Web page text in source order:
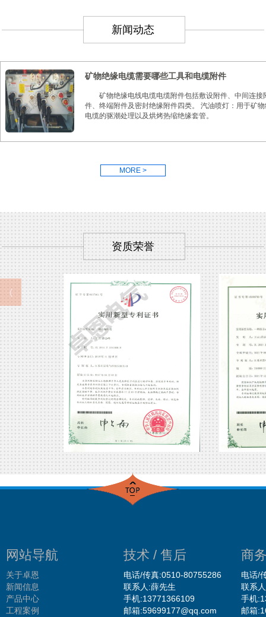
新闻动态
矿物绝缘电缆需要哪些工具和电缆附件
矿物绝缘电线电缆电缆附件包括敷设附件、中间连接
件、终端附件及密封绝缘附件四类。 汽油喷灯：用于矿
电缆的驱潮处理以及烘烤热缩绝缘套管。
MORE >
资质荣誉
网站导航
关于卓恩
新闻信息
产品中心
工程案例
技术 / 售后
电话/传真:0510-80755286
联系人:薛先生
手机:13771366109
邮箱:59699177@qq.com
商
电话/
联系
手机
邮箱